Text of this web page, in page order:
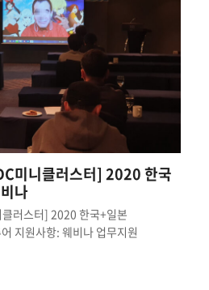
미니클러스터] 2020 한국
나
러스터] 2020 한국+일본
지원사항: 웨비나 업무지원